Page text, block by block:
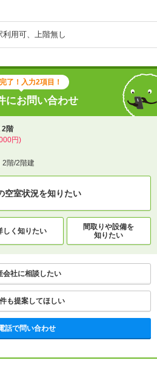
利用可、上階無し
了！入力2項目！
にお問い合わせ
階
円)
2階/2階建
空室状況を知りたい
しく知りたい
間取りや設備を
知りたい
会社に相談したい
も提案してほしい
話で問い合わせ